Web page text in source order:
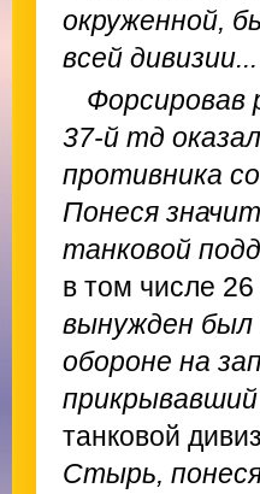
окруженной,
всей дивизии...
Форсировав
37-й тд
противника
Понеся
танковой
в том числе
вынужден был
обороне на
танковой
Стырь,